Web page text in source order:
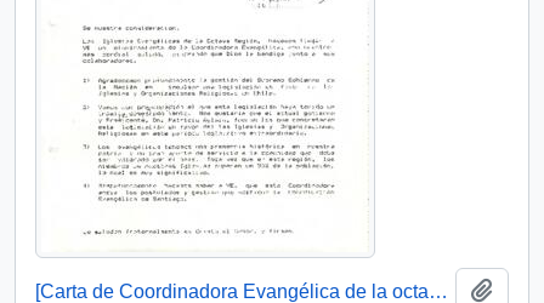
[Carta de Coordinadora Evangélica de la octava región]